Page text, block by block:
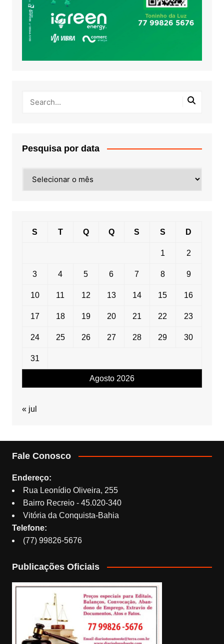
Pesquisa por data
por
Agosto 2026
S T Q Q S S D
1 2
3 4 5 6 7 8 9
10 11 12 13 14 15 16
17 18 19 20 21 22 23
24 25 26 27 28 29 30
31
« jul
Fale Conosco
Endereço:
Rua Leonídio Oliveira, 255
Bairro Recreio - 45.020-340
Vitória da Conquista-Bahia
Telefone:
(77) 99826-5676
Publicações Oficiais